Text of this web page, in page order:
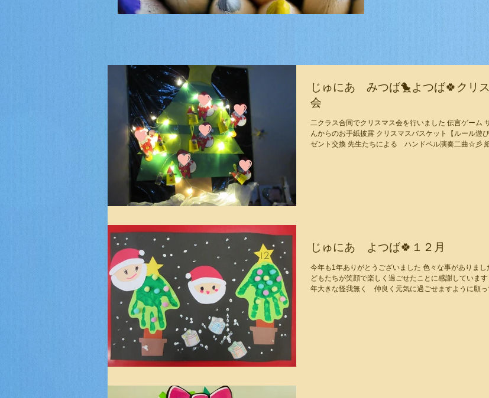
じゅにあ みつば🐤よつば🍀クリス
会
二クラス合同でクリスマス会を行いました 伝言ゲーム
んからのお手紙披露 クリスマスバスケット【ルール遊び
ゼント交換 先生たちによる ハンドベル演奏二曲☆彡 紙
じゅにあ よつば🍀１２月
今年も1年ありがとうございました 色々な事がありま
どもたちが笑顔で楽しく過ごせたことに感謝しています
年大きな怪我無く 仲良く元気に過ごせますように願っ